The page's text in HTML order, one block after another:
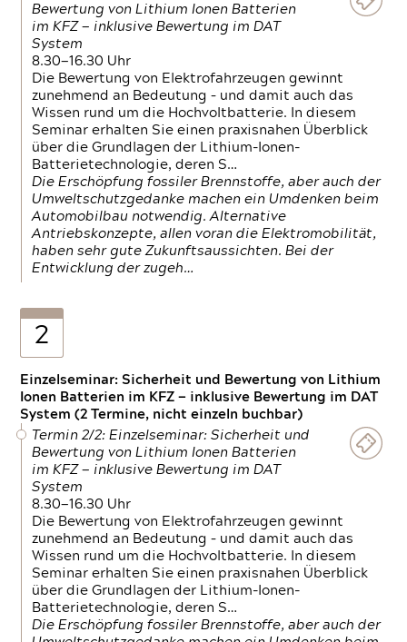
Bewertung von Lithium Ionen Batterien
im KFZ — inklusive Bewertung im DAT
System
8.30—16.30 Uhr
Die Bewertung von Elektrofahrzeugen gewinnt
zunehmend an Bedeutung – und damit auch das
Wissen rund um die Hochvoltbatterie. In diesem
Seminar erhalten Sie einen praxisnahen Überblick
über die Grundlagen der Lithium-Ionen-
Batterietechnologie, deren S…
Die Erschöpfung fossiler Brennstoffe, aber auch der
Umweltschutzgedanke machen ein Umdenken beim
Automobilbau notwendig. Alternative
Antriebskonzepte, allen voran die Elektromobilität,
haben sehr gute Zukunftsaussichten. Bei der
Entwicklung der zugeh…
2
Einzelseminar: Sicherheit und Bewertung von Lithium
Ionen Batterien im KFZ — inklusive Bewertung im DAT
System (2 Termine, nicht einzeln buchbar)
Termin 2/2: Einzelseminar: Sicherheit und
Bewertung von Lithium Ionen Batterien
im KFZ — inklusive Bewertung im DAT
System
8.30—16.30 Uhr
Die Bewertung von Elektrofahrzeugen gewinnt
zunehmend an Bedeutung – und damit auch das
Wissen rund um die Hochvoltbatterie. In diesem
Seminar erhalten Sie einen praxisnahen Überblick
über die Grundlagen der Lithium-Ionen-
Batterietechnologie, deren S…
Die Erschöpfung fossiler Brennstoffe, aber auch der